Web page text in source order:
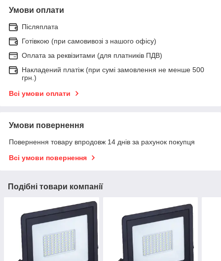
Умови оплати
Післяплата
Готівкою (при самовивозі з нашого офісу)
Оплата за реквізитами (для платників ПДВ)
Накладений платіж (при сумі замовлення не менше 500
грн.)
Всі умови оплати
Умови повернення
Повернення товару впродовж 14 днів за рахунок покупця
Всі умови повернення
Подібні товари компанії